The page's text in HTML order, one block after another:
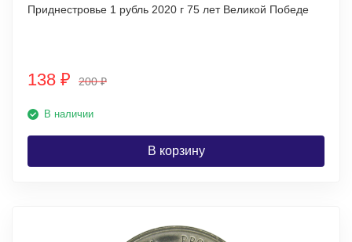
Приднестровье 1 рубль 2020 г 75 лет Великой Победе
138 ₽ 200₽
В наличии
В корзину